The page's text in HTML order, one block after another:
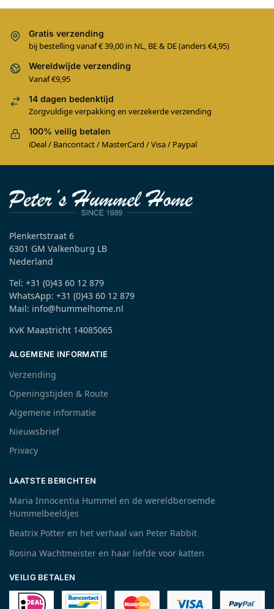
Gratis verzending
bij bestelling vanaf € 39,00 in NL, BE & DE (anders €4,95)
Wereldwijde verzending
Vanaf €9,95
14 dagen bedenktijd
Zorgvuldige verpakking en verzekerde verzending
100% veilig betalen
iDeal / Bancontact / MasterCard / Visa / Paypal
Plenkertstraat 6
6301 GM Valkenburg LB
Nederland
Tel: +31 (0)43 60 12 879
WhatsApp: +31 (0)43 60 12 879
Mail: info@hummelhome.nl
KvK Maastricht 14085065
ALGEMENE INFORMATIE
Verzending
Openingstijden & Route
Algemene informatie
Nieuwsbrief
Privacy
LAATSTE BERICHTEN
Maria Innocentia Hummel en de wereldberoemde
Hummelbeeldjes
Beatrix Potter en het verhaal van Peter Rabbit
Rosina Wachtmeister en haar liefde voor katten
VEILIG BETALEN